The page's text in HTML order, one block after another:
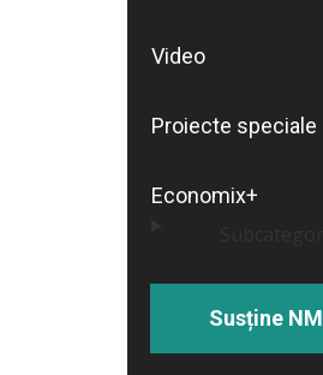
Video
Proiecte speciale
Economix+
Susține NM